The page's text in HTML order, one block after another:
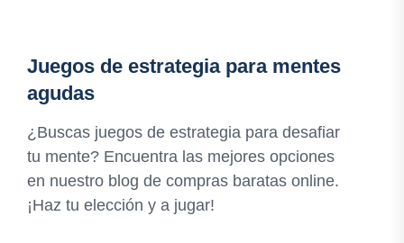
Juegos de estrategia para mentes
agudas
¿Buscas juegos de estrategia para desafiar
tu mente? Encuentra las mejores opciones
en nuestro blog de compras baratas online.
¡Haz tu elección y a jugar!